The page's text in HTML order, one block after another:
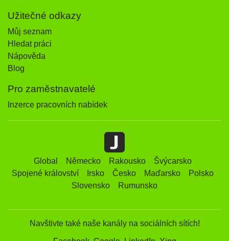
Užitečné odkazy
Můj seznam
Hledat práci
Nápověda
Blog
Pro zaměstnavatelé
Inzerce pracovních nabídek
Global Německo Rakousko
Švýcarsko
Spojené království
Irsko Česko Maďarsko
Polsko
Slovensko
Rumunsko
Navštivte také naše kanály na sociálních sítích!